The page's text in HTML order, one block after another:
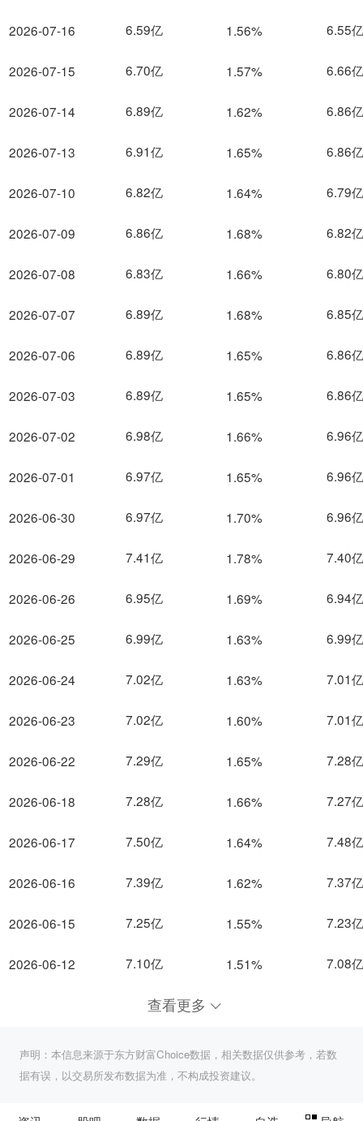
2026-07-16
2026-07-15
2026-07-14
2026-07-13
2026-07-10
2026-07-09
2026-07-08
2026-07-07
2026-07-06
2026-07-03
2026-07-02
2026-07-01
2026-06-30
2026-06-29
2026-06-26
2026-06-25
2026-06-24
2026-06-23
2026-06-22
2026-06-18
2026-06-17
2026-06-16
2026-06-15
2026-06-12
6.59亿 1.56% 6.55亿
6.70亿 1.57% 6.66亿
6.89亿 1.62% 6.86亿
6.91亿 1.65% 6.86亿
6.82亿 1.64% 6.79亿
6.86亿 1.68% 6.82亿
6.83亿 1.66% 6.80亿
6.89亿 1.68% 6.85亿
6.89亿 1.65% 6.86亿
6.89亿 1.65% 6.86亿
6.98亿 1.66% 6.96亿
6.97亿 1.65% 6.96亿
6.97亿 1.70% 6.96亿
7.41亿 1.78% 7.40亿
6.95亿 1.69% 6.94亿
6.99亿 1.63% 6.99亿
7.02亿 1.63% 7.01亿
7.02亿 1.60% 7.01亿
7.29亿 1.65% 7.28亿
7.28亿 1.66% 7.27亿
7.50亿 1.64% 7.48亿
7.39亿 1.62% 7.37亿
7.25亿 1.55% 7.23亿
7.10亿 1.51% 7.08亿
查看更多
声明：本信息来源于东方财富Choice数据，相关数据仅供参考，若数
据有误，以交易所发布数据为准，不构成投资建议。